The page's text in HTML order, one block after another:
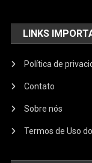
LINKS
Política de
Contato
Sobre nós
Termos de Uso